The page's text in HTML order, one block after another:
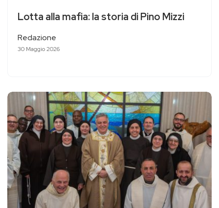
Lotta alla mafia: la storia di Pino Mizzi
Redazione
30 Maggio 2026